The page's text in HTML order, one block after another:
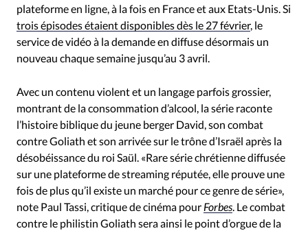
plateforme en ligne, à la fois en France et aux Etats-Unis. Si
trois épisodes étaient disponibles dès le 27 février, le
service de vidéo à la demande en diffuse désormais un
nouveau chaque semaine jusqu’au 3 avril.
Avec un contenu violent et un langage parfois grossier,
montrant de la consommation d’alcool, la série raconte
l’histoire biblique du jeune berger David, son combat
contre Goliath et son arrivée sur le trône d’Israël après la
désobéissance du roi Saül. «Rare série chrétienne diffusée
sur une plateforme de streaming réputée, elle prouve une
fois de plus qu’il existe un marché pour ce genre de série»,
note Paul Tassi, critique de cinéma pour Forbes. Le combat
contre le philistin Goliath sera ainsi le point d’orgue de la